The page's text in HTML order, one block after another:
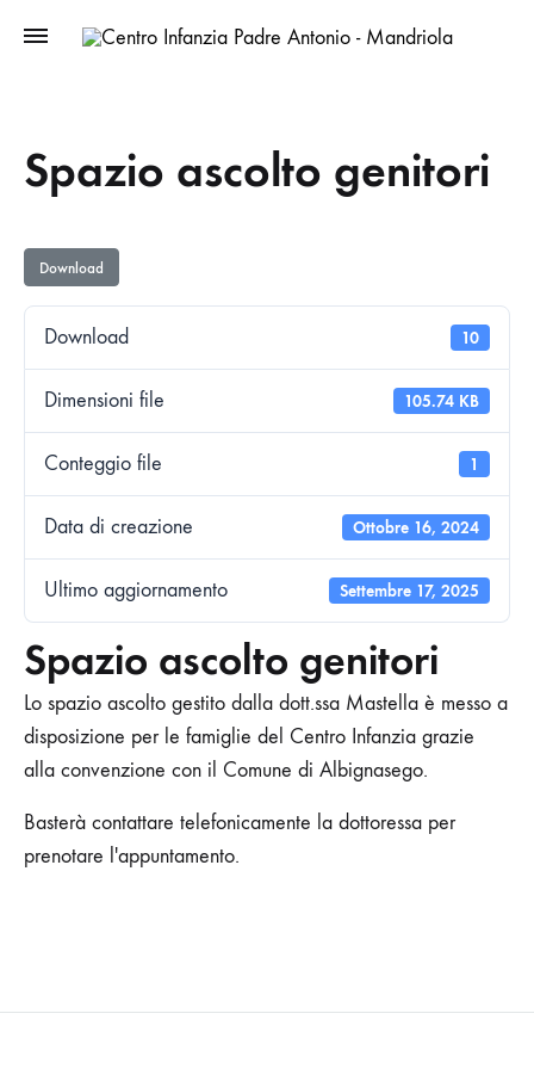
Spazio ascolto genitori
Download
Download 10
Dimensioni file 105.74 KB
Conteggio file 1
Data di creazione Ottobre 16, 2024
Ultimo aggiornamento Settembre 17, 2025
Spazio ascolto genitori
Lo spazio ascolto gestito dalla dott.ssa Mastella è messo a
disposizione per le famiglie del Centro Infanzia grazie
alla convenzione con il Comune di Albignasego.
Basterà contattare telefonicamente la dottoressa per
prenotare l'appuntamento.